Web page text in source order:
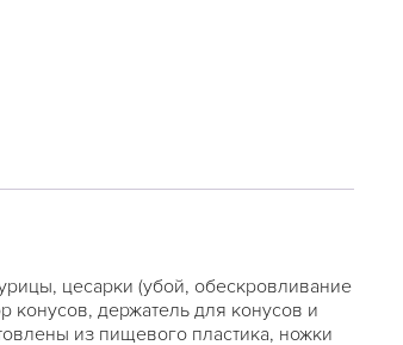
цесарки (убой, обескровливание
конусов, держатель для конусов и
из пищевого пластика, ножки